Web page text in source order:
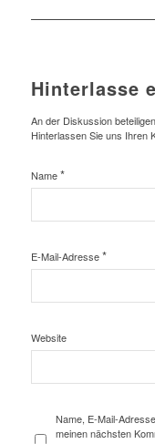
Hinterlasse
An der Diskussion
Hinterlassen Sie uns Ihren
Name*
E-Mail-Adresse*
Website
Name, E-Mail-
meinen nächsten